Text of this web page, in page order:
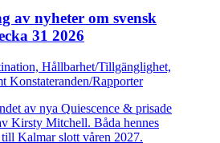
av nyheter om svensk
31 2026
Hållbarhet/Tillgänglighet,
Konstateranden/Rapporter